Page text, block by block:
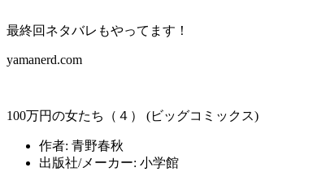
最終回ネタバレもやってます！
yamanerd.com
100万円の女たち（４） (ビッグコミックス)
作者: 青野春秋
出版社/メーカー: 小学館